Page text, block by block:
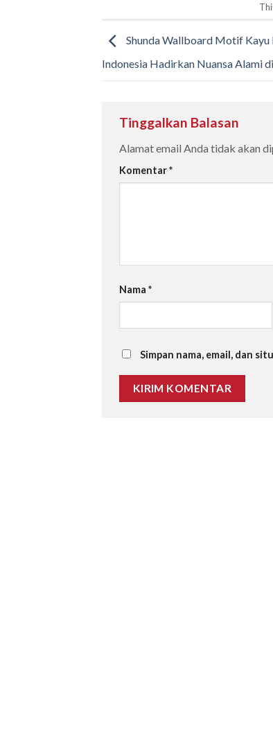
Shunda Wallboard Motif
Indonesia Hadirkan Nuansa Alami
Tinggalkan Balasan
Alamat email Anda tidak akan
Komentar*
Nama *
Simpan nama, email, dan